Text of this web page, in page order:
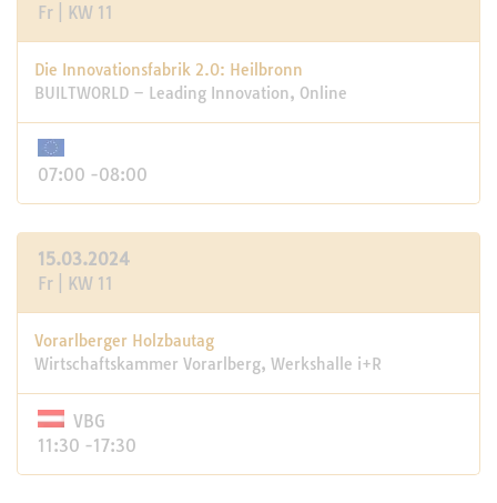
Fr | KW 11
Die Innovationsfabrik 2.0: Heilbronn
BUILTWORLD – Leading Innovation, Online
07:00 -08:00
15.03.2024
Fr | KW 11
Vorarlberger Holzbautag
Wirtschaftskammer Vorarlberg, Werkshalle i+R
VBG
11:30 -17:30